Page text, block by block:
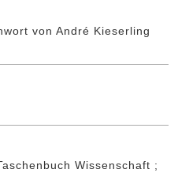
von André Kieserling
Wissenschaft ;